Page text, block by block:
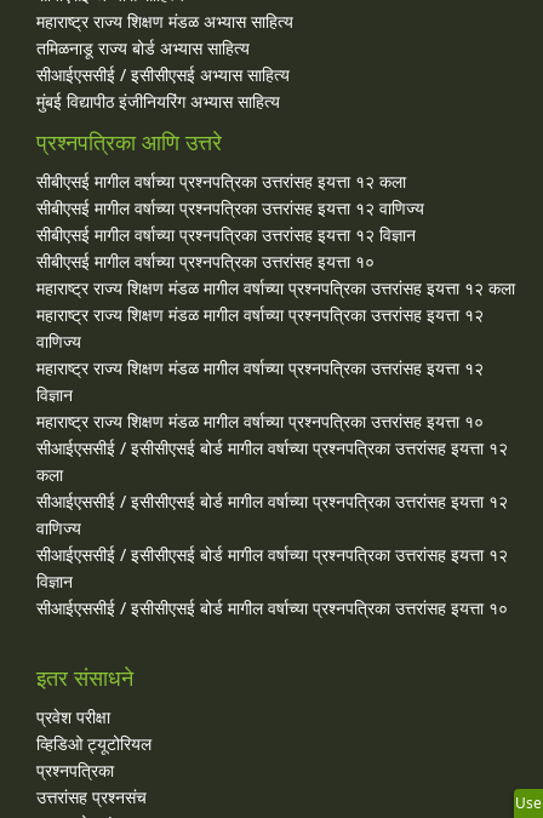
महाराष्ट्र राज्य शिक्षण मंडळ अभ्यास साहित्य
तमिळनाडू राज्य बोर्ड अभ्यास साहित्य
सीआईएससीई / इसीसीएसई अभ्यास साहित्य
मुंबई विद्यापीठ इंजीनियरिंग अभ्यास साहित्य
प्रश्नपत्रिका आणि उत्तरे
सीबीएसई मागील वर्षाच्या प्रश्‍नपत्रिका उत्तरांसह इयत्ता १२ कला
सीबीएसई मागील वर्षाच्या प्रश्‍नपत्रिका उत्तरांसह इयत्ता १२ वाणिज्य
सीबीएसई मागील वर्षाच्या प्रश्‍नपत्रिका उत्तरांसह इयत्ता १२ विज्ञान
सीबीएसई मागील वर्षाच्या प्रश्‍नपत्रिका उत्तरांसह इयत्ता १०
महाराष्ट्र राज्य शिक्षण मंडळ मागील वर्षाच्या प्रश्‍नपत्रिका उत्तरांसह इयत्ता १२ कला
महाराष्ट्र राज्य शिक्षण मंडळ मागील वर्षाच्या प्रश्‍नपत्रिका उत्तरांसह इयत्ता १२
वाणिज्य
महाराष्ट्र राज्य शिक्षण मंडळ मागील वर्षाच्या प्रश्‍नपत्रिका उत्तरांसह इयत्ता १२
विज्ञान
महाराष्ट्र राज्य शिक्षण मंडळ मागील वर्षाच्या प्रश्‍नपत्रिका उत्तरांसह इयत्ता १०
सीआईएससीई / इसीसीएसई बोर्ड मागील वर्षाच्या प्रश्‍नपत्रिका उत्तरांसह इयत्ता १२
कला
सीआईएससीई / इसीसीएसई बोर्ड मागील वर्षाच्या प्रश्‍नपत्रिका उत्तरांसह इयत्ता १२
वाणिज्य
सीआईएससीई / इसीसीएसई बोर्ड मागील वर्षाच्या प्रश्‍नपत्रिका उत्तरांसह इयत्ता १२
विज्ञान
सीआईएससीई / इसीसीएसई बोर्ड मागील वर्षाच्या प्रश्‍नपत्रिका उत्तरांसह इयत्ता १०
इतर संसाधने
प्रवेश परीक्षा
व्हिडिओ ट्यूटोरियल
प्रश्नपत्रिका
उत्तरांसह प्रश्नसंच
Use